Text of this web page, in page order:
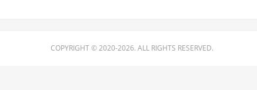
COPYRIGHT © 2020-2026. ALL RIGHTS RESERVED.